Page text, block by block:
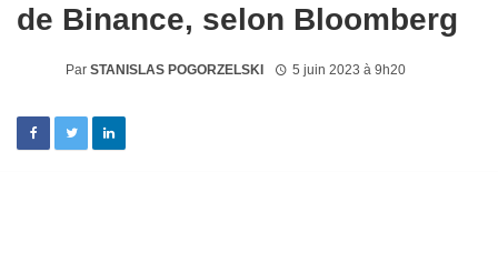
de Binance, selon Bloomberg
Par STANISLAS POGORZELSKI 5 juin 2023 à 9h20